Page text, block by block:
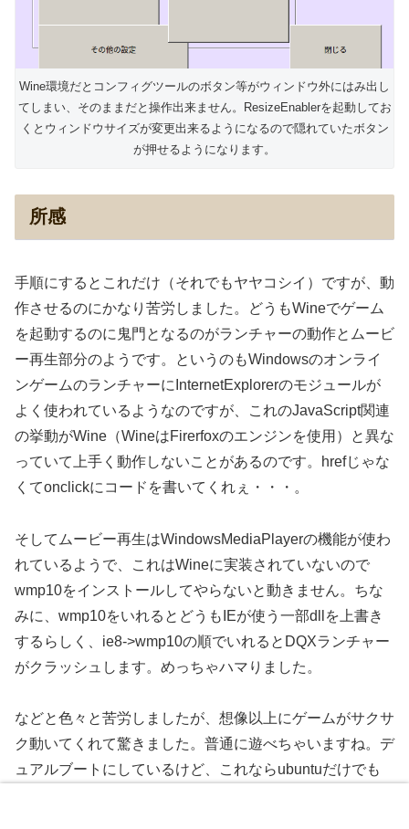
Wine環境だとコンフィグツールのボタン等がウィンドウ外にはみ出し
てしまい、そのままだと操作出来ません。ResizeEnablerを起動してお
くとウィンドウサイズが変更出来るようになるので隠れていたボタン
が押せるようになります。
所感
手順にするとこれだけ（それでもヤヤコシイ）ですが、動
作させるのにかなり苦労しました。どうもWineでゲーム
を起動するのに鬼門となるのがランチャーの動作とムービ
ー再生部分のようです。というのもWindowsのオンライ
ンゲームのランチャーにInternetExplorerのモジュールが
よく使われているようなのですが、これのJavaScript関連
の挙動がWine（WineはFirerfoxのエンジンを使用）と異な
っていて上手く動作しないことがあるのです。hrefじゃな
くてonclickにコードを書いてくれぇ・・・。
そしてムービー再生はWindowsMediaPlayerの機能が使わ
れているようで、これはWineに実装されていないので
wmp10をインストールしてやらないと動きません。ちな
みに、wmp10をいれるとどうもIEが使う一部dllを上書き
するらしく、ie8->wmp10の順でいれるとDQXランチャー
がクラッシュします。めっちゃハマりました。
などと色々と苦労しましたが、想像以上にゲームがサクサ
ク動いてくれて驚きました。普通に遊べちゃいますね。デ
ュアルブートにしているけど、これならubuntuだけでも